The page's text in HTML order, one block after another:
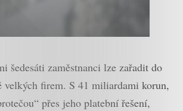
šedesáti zaměstnanci lze zařadit do
velkých firem. S 41 miliardami korun,
přes jeho platební řešení,